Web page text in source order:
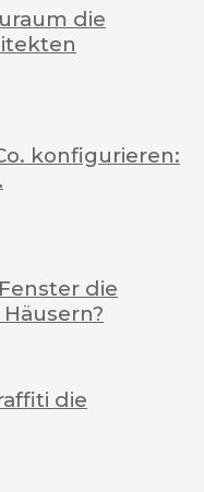
die
konfigurieren:
die
die